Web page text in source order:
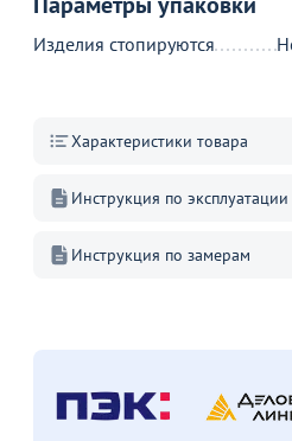
Изделия стопируются
Характеристики товара
Инструкция по эксплуатации
Инструкция по замерам
Хит
от11 990₽
от